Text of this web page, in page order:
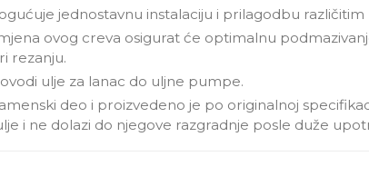
jednostavnu instalaciju i prilagodbu
ovog creva osigurat će optimalnu
rezanju.
ulje za lanac do uljne pumpe.
deo i proizvedeno je po originalnoj
i ne dolazi do njegove razgradnje posle duže